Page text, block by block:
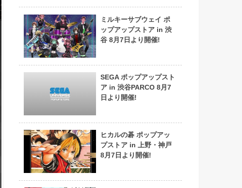
ミルキーサブウェイ ポ
ップアップストア in 渋
谷 8月7日より開催!
SEGA ポップアップスト
ア in 渋谷PARCO 8月7
日より開催!
ヒカルの碁 ポップアッ
プストア in 上野・神戸
8月7日より開催!